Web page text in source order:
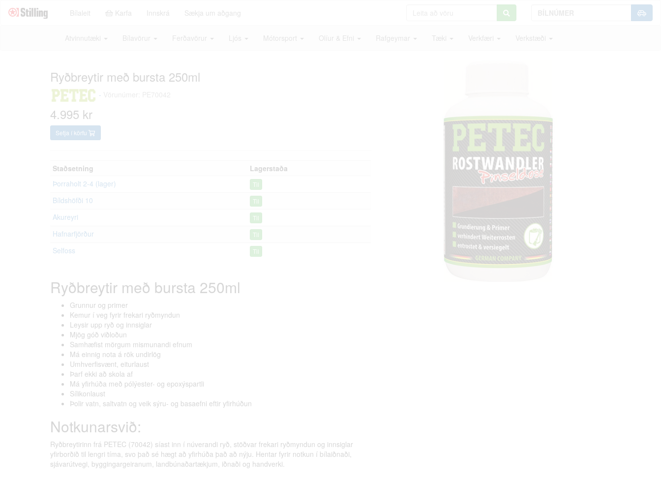
Bílaleit Karfa Innskrá Sækja um aðgang
Atvinnutæki Bílavörur Ferðavörur Ljós Mótorsport Olíur & Efni Rafgeymar Tæki Verkfæri Verkstæði
Ryðbreytir með bursta 250ml
-
4.995 kr
Setja í körfu
Staðsetning
Lagerstaða
Þorraholt 2-4 (lager)
Til
Bíldshöfði 10 Til
Akureyri Til
Hafnarfjörður Til
Selfoss Til
Ryðbreytir með bursta 250ml
Grunnur og primer
Kemur í veg fyrir frekari ryðmyndun
Leysir upp ryð og innsiglar
Mjög góð viðloðun
Samhæfist mörgum mismunandi efnum
Má einnig nota á rök undirlög
Umhverfisvænt, eiturlaust
Þarf ekki að skola af
Má yfirhúða með pólýester- og epoxýspartli
Sílikonlaust
Þolir vatn, saltvatn og veik sýru- og basaefni eftir yfirhúðun
Notkunarsvið:
Ryðbreytirinn frá PETEC (70042) síast inn í núverandi ryð, stöðvar frekari ryðmyndun og innsiglar
yfirborðið til lengri tíma, svo það sé hægt að yfirhúða það að nýju. Hentar fyrir notkun í bílaiðnaði,
sjávarútvegi, byggingargeiranum, landbúnaðartækjum, iðnaði og handverki.